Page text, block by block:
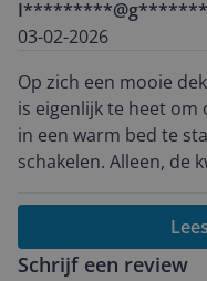
03-02-2026
Op zich een mooie
is eigenlijk te heet om
in een warm bed te
schakelen. Alleen, de
toegestuurd gekregen
werkt. De service is
een nieuwe deken,
Schrijf een review